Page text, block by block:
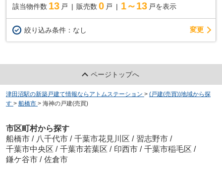
該当物件数 13 戸 販売数 0 戸 1～13 戸を表示
絞り込み条件： なし 変更
ページトップへ
津田沼駅の新築戸建て情報ならアトムステーション > (戸建(売買))地域から探
す > 船橋市 > 海神の戸建(売買)
市区町村から探す
船橋市 / 八千代市 / 千葉市花見川区 / 習志野市 /
千葉市中央区 / 千葉市若葉区 / 印西市 / 千葉市稲毛区 /
鎌ケ谷市 / 佐倉市